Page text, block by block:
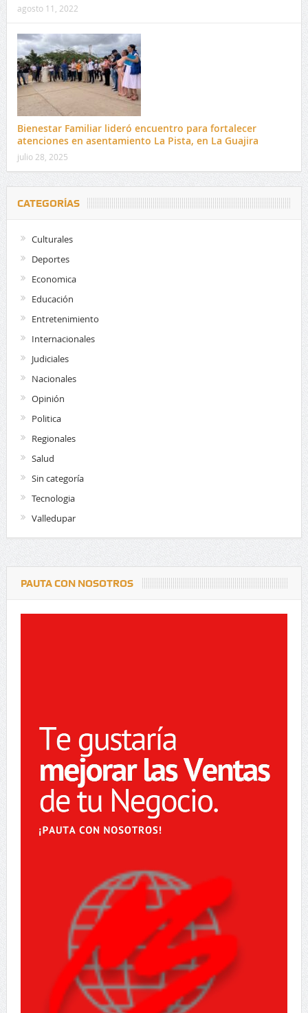
agosto 11, 2022
Bienestar Familiar lideró encuentro para fortalecer
atenciones en asentamiento La Pista, en La Guajira
julio 28, 2025
CATEGORÍAS
Culturales
Deportes
Economica
Educación
Entretenimiento
Internacionales
Judiciales
Nacionales
Opinión
Politica
Regionales
Salud
Sin categoría
Tecnologia
Valledupar
PAUTA CON NOSOTROS